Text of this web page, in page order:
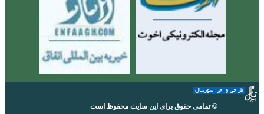
طراحی و اجرا سورنتال
© تمامی حقوق برای این سایت محفوظ است